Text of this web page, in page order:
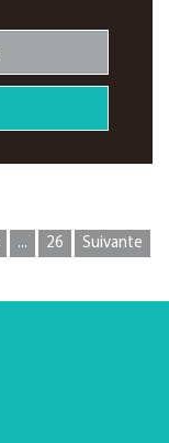
... 26 Suivante